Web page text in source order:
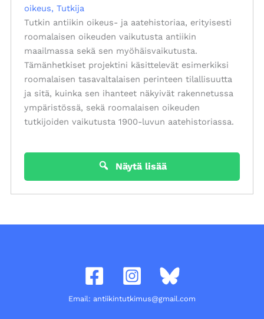
oikeus Tutkija
Tutkin antiikin oikeus- ja aatehistoriaa, erityisesti
roomalaisen oikeuden vaikutusta antiikin
maailmassa sekä sen myöhäisvaikutusta.
Tämänhetkiset projektini käsittelevät esimerkiksi
roomalaisen tasavaltalaisen perinteen tilallisuutta
ja sitä, kuinka sen ihanteet näkyivät rakennetussa
ympäristössä, sekä roomalaisen oikeuden
tutkijoiden vaikutusta 1900-luvun aatehistoriassa.
Näytä lisää
Email: antiikintutkimus@gmail.com